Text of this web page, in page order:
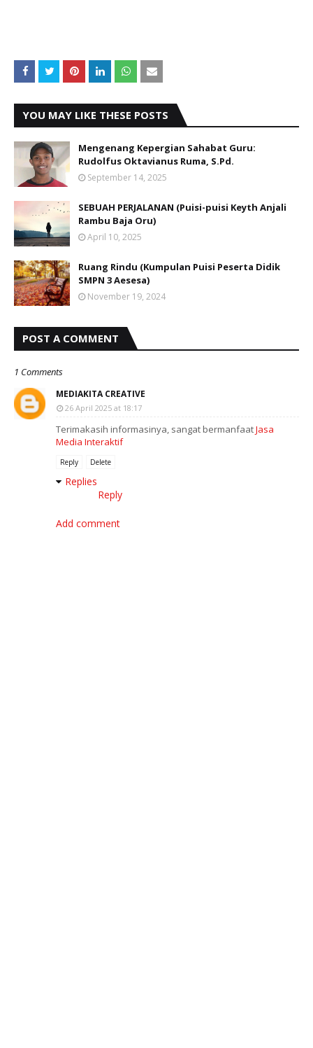
YOU MAY LIKE THESE POSTS
Mengenang Kepergian Sahabat Guru:
Rudolfus Oktavianus Ruma, S.Pd.
September 14, 2025
SEBUAH PERJALANAN (Puisi-puisi Keyth Anjali
Rambu Baja Oru)
April 10, 2025
Ruang Rindu (Kumpulan Puisi Peserta Didik
SMPN 3 Aesesa)
November 19, 2024
POST A COMMENT
1 Comments
MEDIAKITA CREATIVE
26 April 2025 at 18:17
Terimakasih informasinya, sangat bermanfaatJasa
Media Interaktif
Reply Delete
Replies
Reply
Add comment